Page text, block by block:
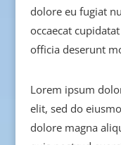
dolore eu fugiat
occaecat
officia deserunt
Lorem ipsum
elit, sed do
dolore magna